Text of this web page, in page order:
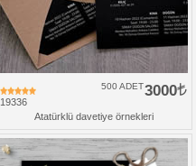
19336
3000
500 ADET
Atatürklü davetiye örnekleri